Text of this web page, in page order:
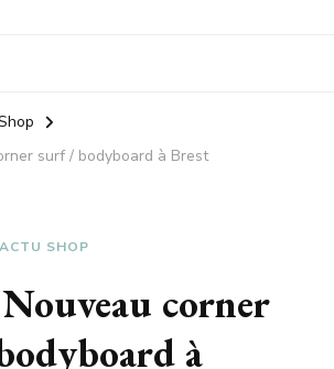
surf / bodyboard à Brest
ACTU SHOP
corner
à